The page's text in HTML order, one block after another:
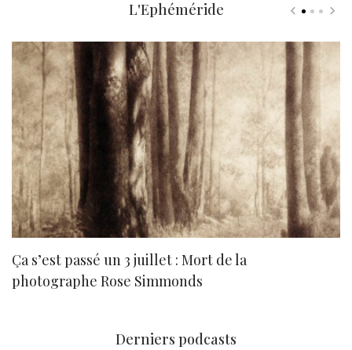
L'Ephéméride
Ça s’est passé un 3 juillet : Mort de la
photographe Rose Simmonds
Derniers podcasts